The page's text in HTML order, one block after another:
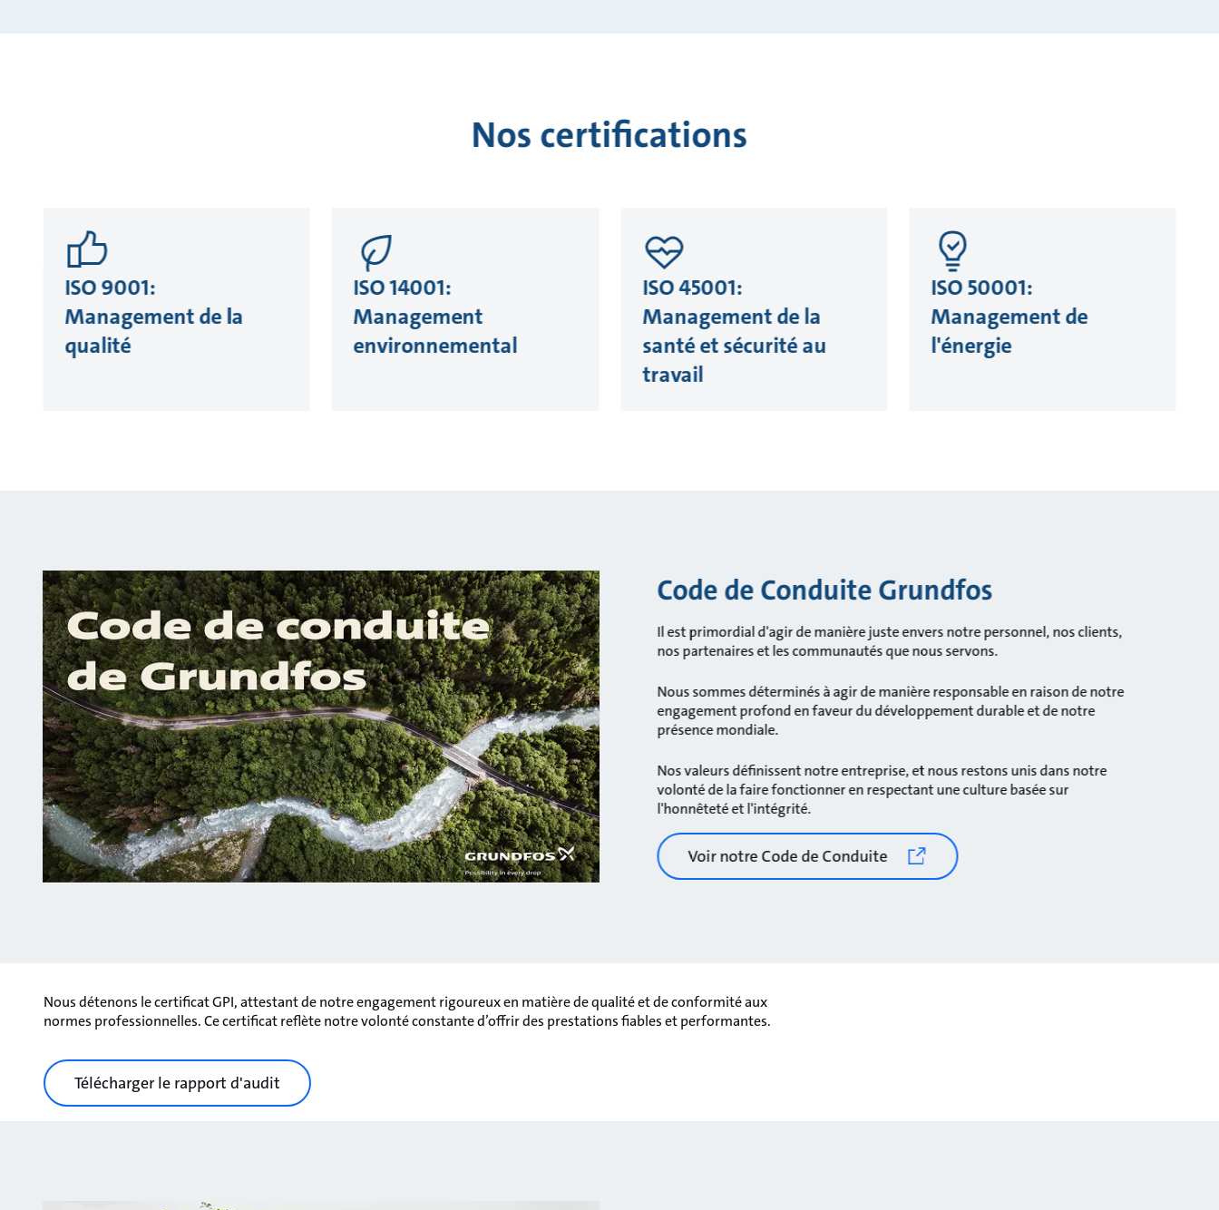
Nos certifications
ISO 9001:
Management de la
qualité
ISO 14001:
Management
environnemental
ISO 45001:
Management de la
santé et sécurité au
travail
ISO 50001:
Management de
l'énergie
Code de Conduite Grundfos
Il est primordial d'agir de manière juste envers notre personnel, nos clients,
nos partenaires et les communautés que nous servons.
Nous sommes déterminés à agir de manière responsable en raison de notre
engagement profond en faveur du développement durable et de notre
présence mondiale.
Nos valeurs définissent notre entreprise, et nous restons unis dans notre
volonté de la faire fonctionner en respectant une culture basée sur
l'honnêteté et l'intégrité.
Voir notre Code de Conduite
Nous détenons le certificat GPI, attestant de notre engagement rigoureux en matière de qualité et de conformité aux
normes professionnelles. Ce certificat reflète notre volonté constante d’offrir des prestations fiables et performantes.
Télécharger le rapport d'audit